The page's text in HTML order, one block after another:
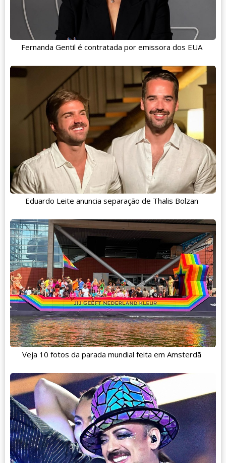
Fernanda Gentil é contratada por emissora dos EUA
Eduardo Leite anuncia separação de Thalis Bolzan
Veja 10 fotos da parada mundial feita em Amsterdã